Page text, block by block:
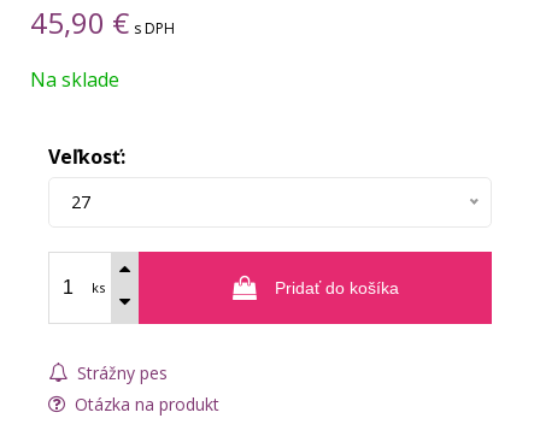
45,90 € s DPH
Na sklade
Veľkosť:
27
ks Pridať do košíka
Strážny pes
Otázka na produkt